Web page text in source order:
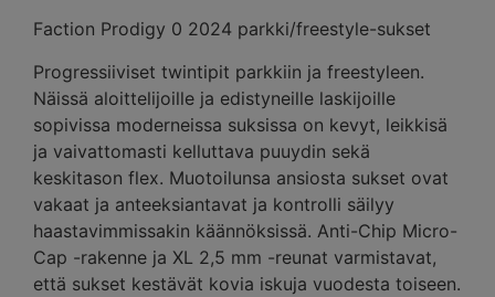
Faction Prodigy 0 2024 parkki/freestyle-sukset
Progressiiviset twintipit parkkiin ja freestyleen.
Näissä aloittelijoille ja edistyneille laskijoille
sopivissa moderneissa suksissa on kevyt, leikkisä
ja vaivattomasti kelluttava puuydin sekä
keskitason flex. Muotoilunsa ansiosta sukset ovat
vakaat ja anteeksiantavat ja kontrolli säilyy
haastavimmissakin käännöksissä. Anti-Chip Micro-
Cap -rakenne ja XL 2,5 mm -reunat varmistavat,
että sukset kestävät kovia iskuja vuodesta toiseen.